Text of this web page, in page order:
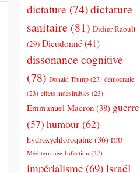
dictature (74)dictature
sanitaire (81) Didier Raoult
(29) Dieudonné (41)
dissonance cognitive
(78) Donald Trump (23) démocratie
(23) effets indésirables (23)
Emmanuel Macron (38) guerre
(57) humour (62)
hydroxychloroquine (36) IHU
Méditerranée-Infection (22)
impérialisme (69)Israël